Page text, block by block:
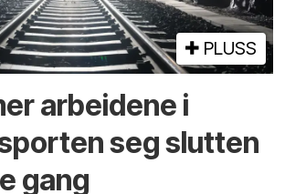
PLUSS
arbeidene i
seg slutten
gang